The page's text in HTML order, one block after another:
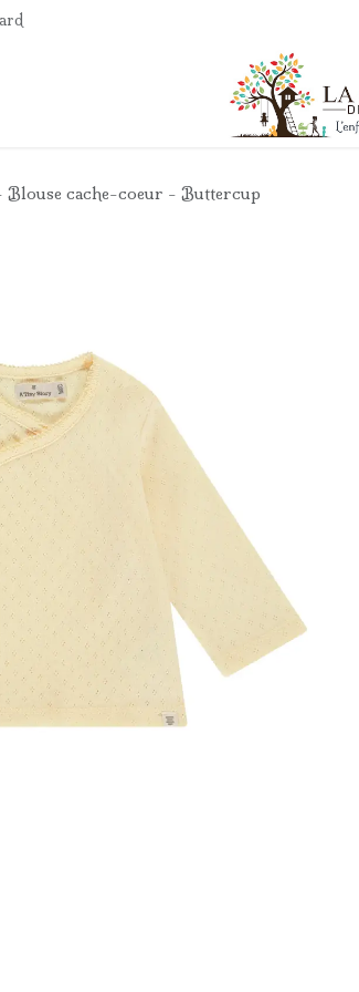
Contact
cache-coeur - Buttercup